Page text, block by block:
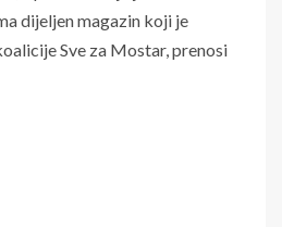
dijeljen magazin koji je
Sve za Mostar, prenosi